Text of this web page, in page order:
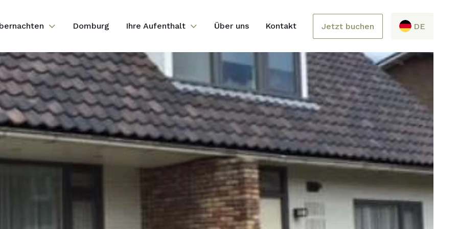
Domburg Ihre Aufenthalt Über uns Kontakt Jetzt buchen DE